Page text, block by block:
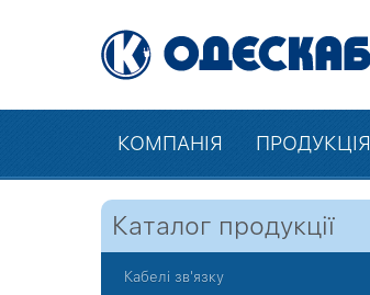
КОМПАНІЯ ПРОДУКЦІЯ
Каталог продукції
Кабелі зв'язку